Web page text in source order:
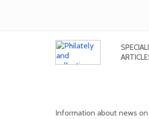
Information about news